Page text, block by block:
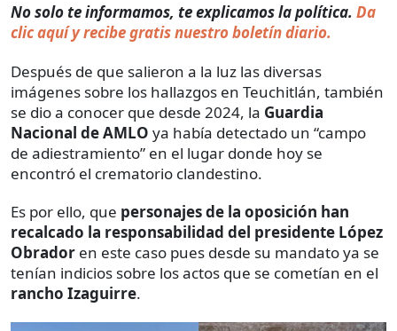
No solo te informamos, te explicamos la política. Da
clic aquí y recibe gratis nuestro boletín diario.
Después de que salieron a la luz las diversas
imágenes sobre los hallazgos en Teuchitlán, también
se dio a conocer que desde 2024, la Guardia
Nacional de AMLO ya había detectado un “campo
de adiestramiento” en el lugar donde hoy se
encontró el crematorio clandestino.
Es por ello, que personajes de la oposición han
recalcado la responsabilidad del presidente López
Obrador en este caso pues desde su mandato ya se
tenían indicios sobre los actos que se cometían en el
rancho Izaguirre.